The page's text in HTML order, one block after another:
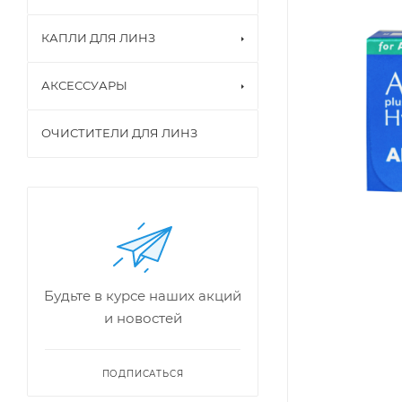
КАПЛИ ДЛЯ ЛИНЗ
АКСЕССУАРЫ
ОЧИСТИТЕЛИ ДЛЯ ЛИНЗ
Будьте в курсе наших акций
и новостей
ПОДПИСАТЬСЯ